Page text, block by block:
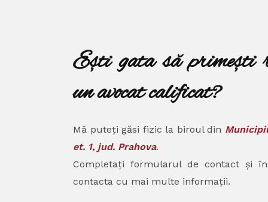
Ești gata să primești
un avocat calificat?
Mă puteți găsi fizic la biroul din
et. 1, jud. Prahova.
Completați formularul de contact și
contacta cu mai multe informații.